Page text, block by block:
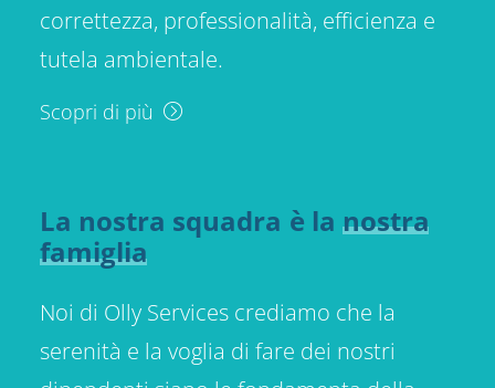
correttezza, professionalità, efficienza e
tutela ambientale.
Scopri di più
La nostra squadra è la nostra
famiglia
Noi di Olly Services crediamo che la
serenità e la voglia di fare dei nostri